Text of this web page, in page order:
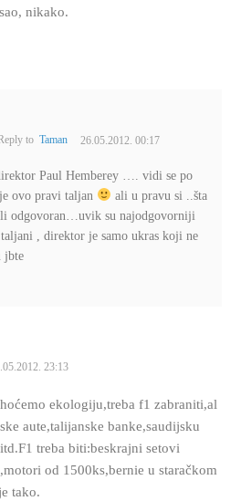
nikako.
toTaman 26.05.2012. 00:17
Paul Hemberey …. vidi se po
ovo pravi taljan
ali u pravu si ..šta
odgovoran…uvik su najodgovorniji
, direktor je samo ukras koji ne
jbte
23:13
ekologiju,treba f1 zabraniti,al
aute,talijanske banke,saudijsku
treba biti:beskrajni setovi
od 1500ks,bernie u staračkom
tako.